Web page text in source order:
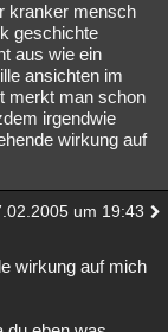
kranker mensch
geschichte
aus wie ein
ansichten im
merkt man schon
irgendwie
wirkung auf
um 19:43
wirkung auf mich